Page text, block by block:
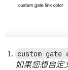
custom gate
如果您想自定